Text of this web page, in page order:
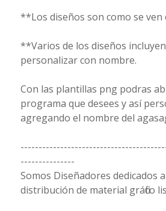
**Los diseños son como se ven
**Varios de los diseños
personalizar con nombre.
Con las plantillas png podras
programa que desees y así
agregando el nombre del
---------------
Somos Diseñadores dedicados
distribución de material gráfico